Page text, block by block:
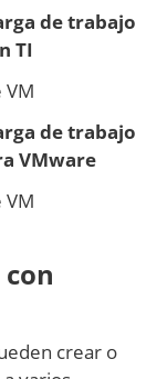
de trabajo
TI
VM
de trabajo
VMware
VM
crear o